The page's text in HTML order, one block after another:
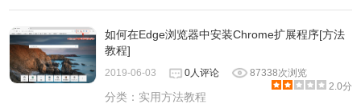
如何在Edge浏览器中安装Chrome扩展程序[方法
教程]
2019-06-03 0人评论
87338次浏览
2.0分
分类： 实用方法教程